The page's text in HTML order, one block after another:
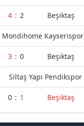
4 : 2 Beşiktaş
Mondihome Kayserispor
3 : 0 Beşiktaş
Siltaş Yapı Pendikspor
0 : 1 Beşiktaş